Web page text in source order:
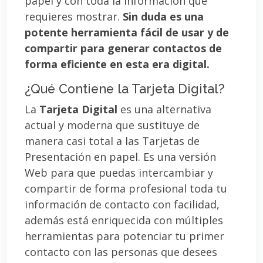
requieres mostrar. Sin duda es una
potente herramienta fácil de usar y de
compartir para generar contactos de
forma eficiente en esta era digital.
¿Qué Contiene la Tarjeta Digital?
La Tarjeta Digital es una alternativa
actual y moderna que sustituye de
manera casi total a las Tarjetas de
Presentación en papel. Es una versión
Web para que puedas intercambiar y
compartir de forma profesional toda tu
información de contacto con facilidad,
además está enriquecida con múltiples
herramientas para potenciar tu primer
contacto con las personas que desees